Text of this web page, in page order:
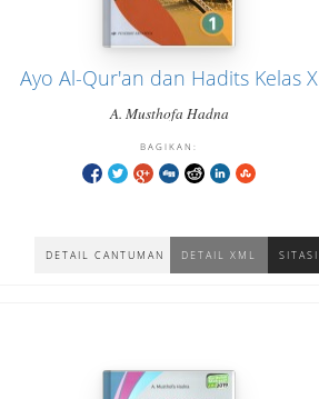
Ayo Al-Qur'an dan Hadits Kelas X
A. Musthofa Hadna
DETAIL CANTUMAN DETAIL XML SITASI
BAGIKAN: